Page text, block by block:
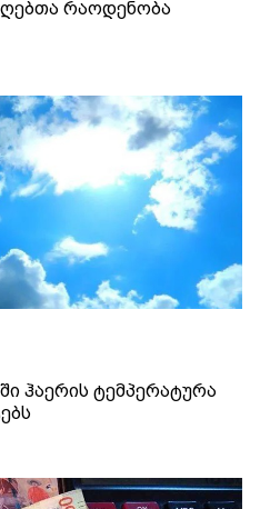
რაოდენობა
ჰაერის ტემპერატურა